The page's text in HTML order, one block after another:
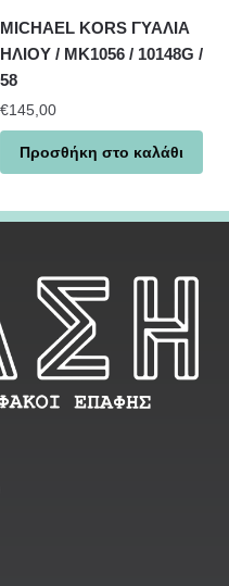
MICHAEL KORS ΓΥΑΛΙΑ
ΗΛΙΟΥ / MK1056 / 10148G /
58
€145,00
Προσθήκη στο καλάθι